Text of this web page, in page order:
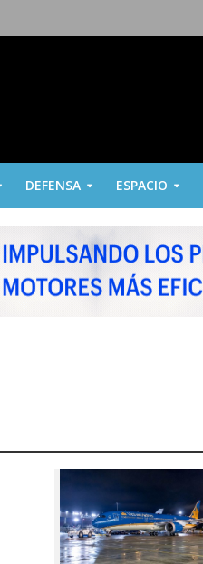
DEFENSA ESPACIO